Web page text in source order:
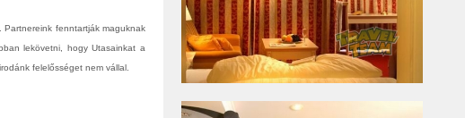
fenntartják maguknak
lekövetni, hogy Utasainkat a
felelősséget nem vállal.